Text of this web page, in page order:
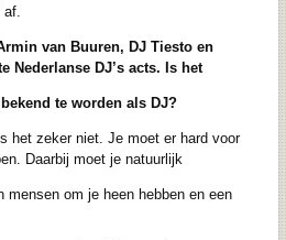
van Buuren, DJ Tiesto en
Nederlanse DJ’s acts. Is het
te worden als DJ?
zeker niet. Je moet er hard voor
Daarbij moet je natuurlijk
om je heen hebben en een